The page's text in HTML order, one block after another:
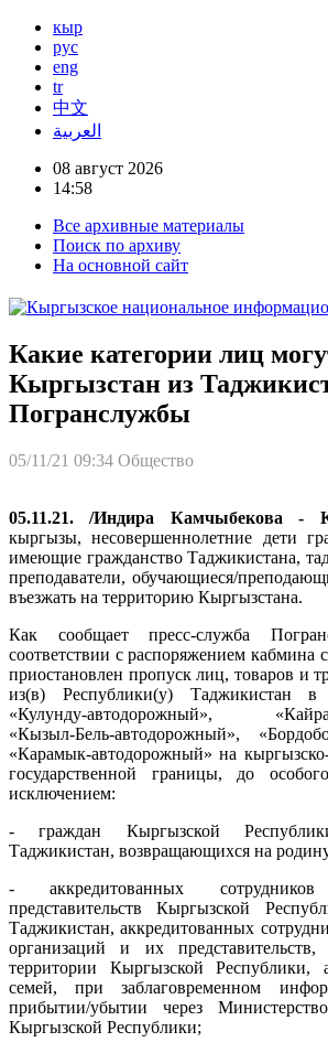
кыр
рус
eng
tr
中文
العربية
08 август 2026
14:58
Все архивные материалы
Поиск по архиву
На основной сайт
Какие категории лиц
Кыргызстан из
Погранслужбы
05/11/21 09:34 Общество
05.11.21. /Индира Камчыбекова -
кыргызы, несовершеннолетние дети
имеющие гражданство Таджикистана,
преподаватели, обучающиеся/
въезжать на территорию Кыргызстана.
Как сообщает пресс-служба
соответствии с распоряжением кабмина
приостановлен пропуск лиц, товаров и
из(в) Республики(у) Таджикистан в
«Кулунду-автодорожный»,
«Кызыл-Бель-автодорожный»,
«Карамык-автодорожный» на
государственной границы, до
исключением:
- граждан Кыргызской
Таджикистан, возвращающихся на
- аккредитованных сотрудников
представительств Кыргызской
Таджикистан, аккредитованных
организаций и их
территории Кыргызской
семей, при заблаговременном
прибытии/убытии через
Кыргызской Республики;